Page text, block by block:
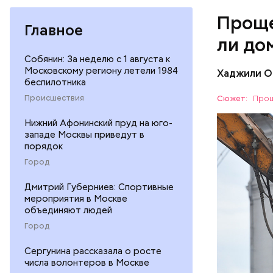
Главное
Собянин: За неделю с 1 августа к
Московскому региону летели 1984
беспилотника
Происшествия
Нижний Афонинский пруд на юго-
западе Москвы приведут в
порядок
Город
Дмитрий Губерниев: Спортивные
мероприятия в Москве
объединяют людей
Город
Сергунина рассказала о росте
числа волонтеров в Москве
ли
Хаджили
Сюжет:
которого
месте
сады,
ЖИЛЬЕ
Ariada.
того, в